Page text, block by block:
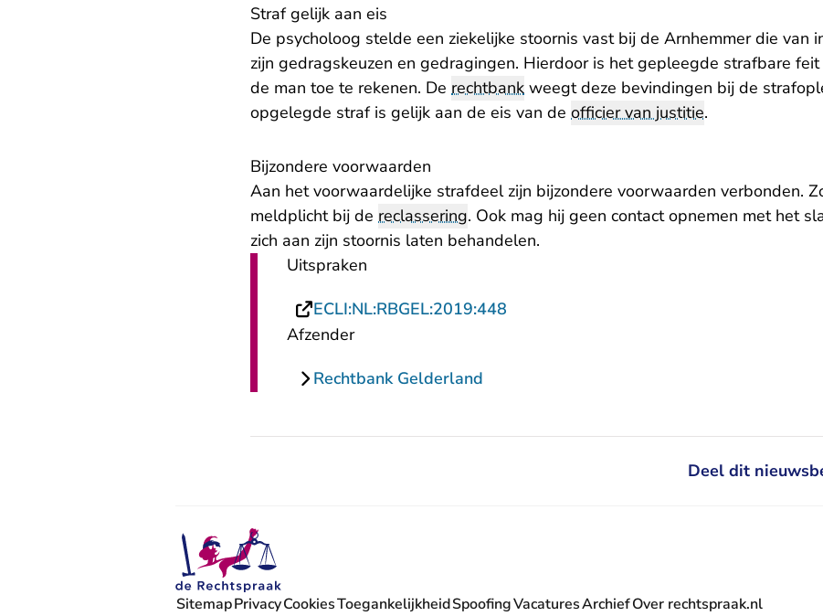
Straf gelijk aan eis
De psycholoog stelde een ziekelijke stoornis vast bij de Arnhemmer die van
zijn gedragskeuzen en gedragingen. Hierdoor is het gepleegde strafbare
de man toe te rekenen. De rechtbank weegt deze bevindingen bij de
opgelegde straf is gelijk aan de eis van de officier van justitie.
Bijzondere voorwaarden
Aan het voorwaardelijke strafdeel zijn bijzondere voorwaarden verbonden.
meldplicht bij de reclassering. Ook mag hij geen contact opnemen met het
zich aan zijn stoornis laten behandelen.
Uitspraken
ECLI:NL:RBGEL:2019:448
Afzender
Rechtbank Gelderland
Deel dit
SitemapPrivacyCookiesToegankelijkheidSpoofingVacaturesArchiefOver rechtspraak.nl